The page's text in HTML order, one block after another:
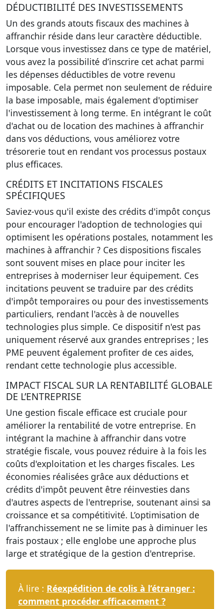
DÉDUCTIBILITÉ DES INVESTISSEMENTS
Un des grands atouts fiscaux des machines à
affranchir réside dans leur caractère déductible.
Lorsque vous investissez dans ce type de matériel,
vous avez la possibilité d’inscrire cet achat parmi
les dépenses déductibles de votre revenu
imposable. Cela permet non seulement de réduire
la base imposable, mais également d'optimiser
l'investissement à long terme. En intégrant le coût
d'achat ou de location des machines à affranchir
dans vos déductions, vous améliorez votre
trésorerie tout en rendant vos processus postaux
plus efficaces.
CRÉDITS ET INCITATIONS FISCALES
SPÉCIFIQUES
Saviez-vous qu'il existe des crédits d'impôt conçus
pour encourager l'adoption de technologies qui
optimisent les opérations postales, notamment les
machines à affranchir ? Ces dispositions fiscales
sont souvent mises en place pour inciter les
entreprises à moderniser leur équipement. Ces
incitations peuvent se traduire par des crédits
d'impôt temporaires ou pour des investissements
particuliers, rendant l'accès à de nouvelles
technologies plus simple. Ce dispositif n'est pas
uniquement réservé aux grandes entreprises ; les
PME peuvent également profiter de ces aides,
rendant cette technologie plus accessible.
IMPACT FISCAL SUR LA RENTABILITÉ GLOBALE
DE L’ENTREPRISE
Une gestion fiscale efficace est cruciale pour
améliorer la rentabilité de votre entreprise. En
intégrant la machine à affranchir dans votre
stratégie fiscale, vous pouvez réduire à la fois les
coûts d'exploitation et les charges fiscales. Les
économies réalisées grâce aux déductions et
crédits d'impôt peuvent être réinvesties dans
d'autres aspects de l'entreprise, soutenant ainsi sa
croissance et sa compétitivité. L’optimisation de
l'affranchissement ne se limite pas à diminuer les
frais postaux ; elle englobe une approche plus
large et stratégique de la gestion d'entreprise.
À lire : Réexpédition de colis à l’étranger :
comment procéder efficacement ?